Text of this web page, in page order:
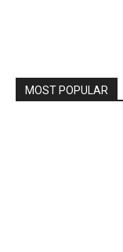
MOST POPULAR